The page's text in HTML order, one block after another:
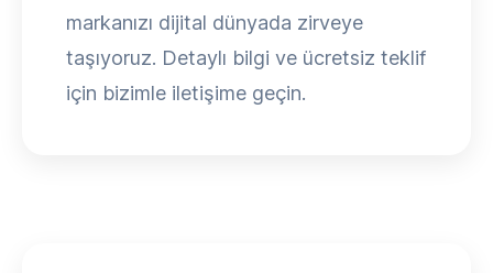
markanızı dijital dünyada zirveye
taşıyoruz. Detaylı bilgi ve ücretsiz teklif
için bizimle iletişime geçin.